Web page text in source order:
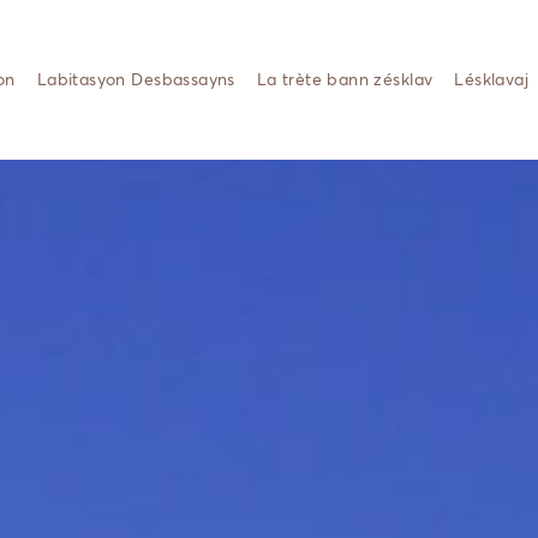
Labitasyon Desbassayns La trète bann zésklav Lésklavaj